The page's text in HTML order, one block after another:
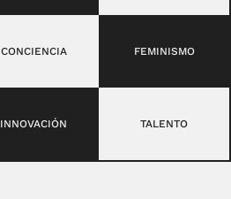
CONCIENCIA FEMINISMO
INNOVACIÓN TALENTO